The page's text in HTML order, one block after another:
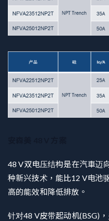
48 V双电压结构是在汽車迈
种新兴技术，能比12 V电池
高的能效和降低排放。
针对48 V皮带起动机(BSG)